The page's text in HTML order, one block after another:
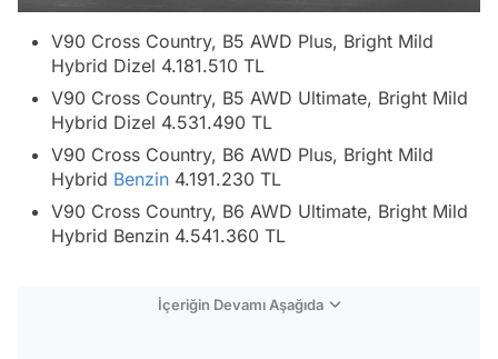
V90 Cross Country, B5 AWD Plus, Bright Mild
Hybrid Dizel 4.181.510 TL
V90 Cross Country, B5 AWD Ultimate, Bright Mild
Hybrid Dizel 4.531.490 TL
V90 Cross Country, B6 AWD Plus, Bright Mild
Hybrid Benzin 4.191.230 TL
V90 Cross Country, B6 AWD Ultimate, Bright Mild
Hybrid Benzin 4.541.360 TL
İçeriğin Devamı Aşağıda